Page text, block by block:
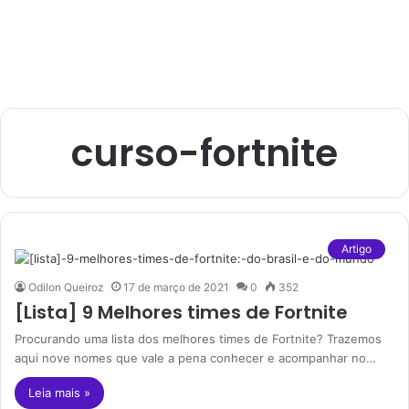
curso-fortnite
Artigo
Odilon Queiroz 17 de março de 2021 0 352
[Lista] 9 Melhores times de Fortnite
Procurando uma lista dos melhores times de Fortnite? Trazemos
aqui nove nomes que vale a pena conhecer e acompanhar no…
Leia mais »